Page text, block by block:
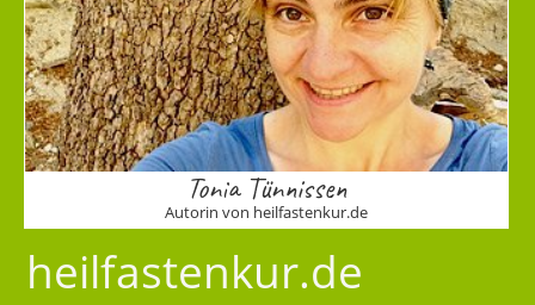
Tonia Tünnissen
Autorin von heilfastenkur.de
heilfastenkur.de